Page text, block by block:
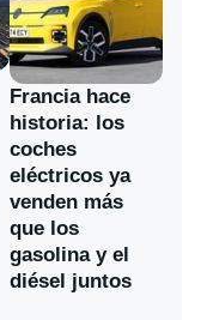
Francia hace
historia: los
coches
eléctricos ya
venden más
que los
gasolina y el
diésel juntos